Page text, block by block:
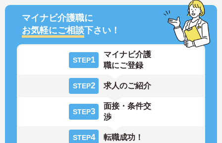
マイナビ介護職に
お気軽にご相談下さい！
STEP1
マイナビ介護
職にご登録
STEP2 求人のご紹介
STEP3
面接・条件交
渉
STEP4 転職成功！